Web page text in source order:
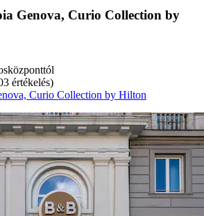
Genova, Curio Collection by
értékelés)
Curio Collection by Hilton